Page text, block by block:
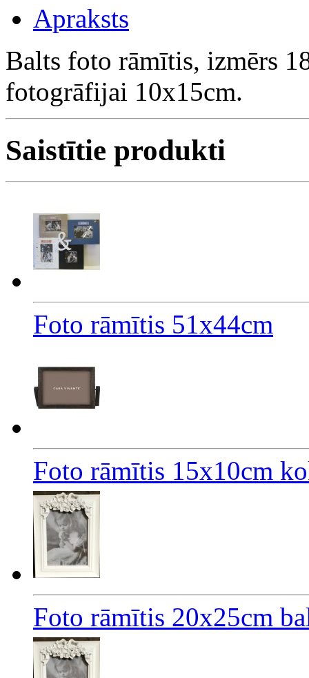
Apraksts
Balts foto rāmītis, izmērs
fotogrāfijai 10x15cm.
Saistītie produkti
Foto rāmītis 51x44cm
Foto rāmītis 15x10cm
Foto rāmītis 20x25cm